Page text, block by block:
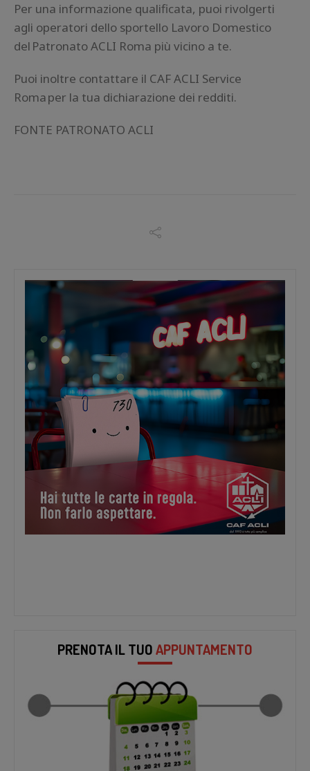
Per una informazione qualificata, puoi rivolgerti
agli operatori dello sportello Lavoro Domestico
del Patronato ACLI Roma più vicino a te.
Puoi inoltre contattare il CAF ACLI Service
Roma per la tua dichiarazione dei redditi.
FONTE PATRONATO ACLI
PRENOTA IL TUOAPPUNTAMENTO